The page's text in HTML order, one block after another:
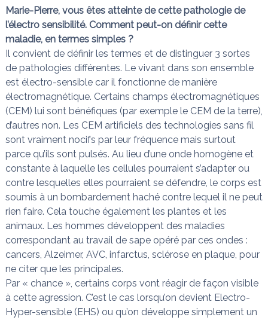
n
u
d
s
Marie-Pierre, vous êtes atteinte de cette pathologie de
l’électro sensibilité. Comment peut-on définir cette
maladie, en termes simples ?
Il convient de définir les termes et de distinguer 3 sortes
de pathologies différentes. Le vivant dans son ensemble
est électro-sensible car il fonctionne de manière
électromagnétique. Certains champs électromagnétiques
(CEM) lui sont bénéfiques (par exemple le CEM de la terre),
d’autres non. Les CEM artificiels des technologies sans fil
sont vraiment nocifs par leur fréquence mais surtout
parce qu’ils sont pulsés. Au lieu d’une onde homogène et
constante à laquelle les cellules pourraient s’adapter ou
contre lesquelles elles pourraient se défendre, le corps est
soumis à un bombardement haché contre lequel il ne peut
rien faire. Cela touche également les plantes et les
animaux. Les hommes développent des maladies
correspondant au travail de sape opéré par ces ondes :
cancers, Alzeimer, AVC, infarctus, sclérose en plaque, pour
ne citer que les principales.
Par « chance », certains corps vont réagir de façon visible
à cette agression. C’est le cas lorsqu’on devient Electro-
Hyper-sensible (EHS) ou qu’on développe simplement un